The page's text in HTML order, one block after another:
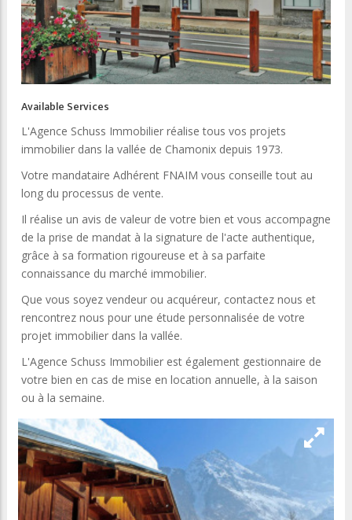
Available Services
L'Agence Schuss Immobilier réalise tous vos projets
immobilier dans la vallée de Chamonix depuis 1973.
Votre mandataire Adhérent FNAIM vous conseille tout au
long du processus de vente.
Il réalise un avis de valeur de votre bien et vous accompagne
de la prise de mandat à la signature de l'acte authentique,
grâce à sa formation rigoureuse et à sa parfaite
connaissance du marché immobilier.
Que vous soyez vendeur ou acquéreur, contactez nous et
rencontrez nous pour une étude personnalisée de votre
projet immobilier dans la vallée.
L'Agence Schuss Immobilier est également gestionnaire de
votre bien en cas de mise en location annuelle, à la saison
ou à la semaine.